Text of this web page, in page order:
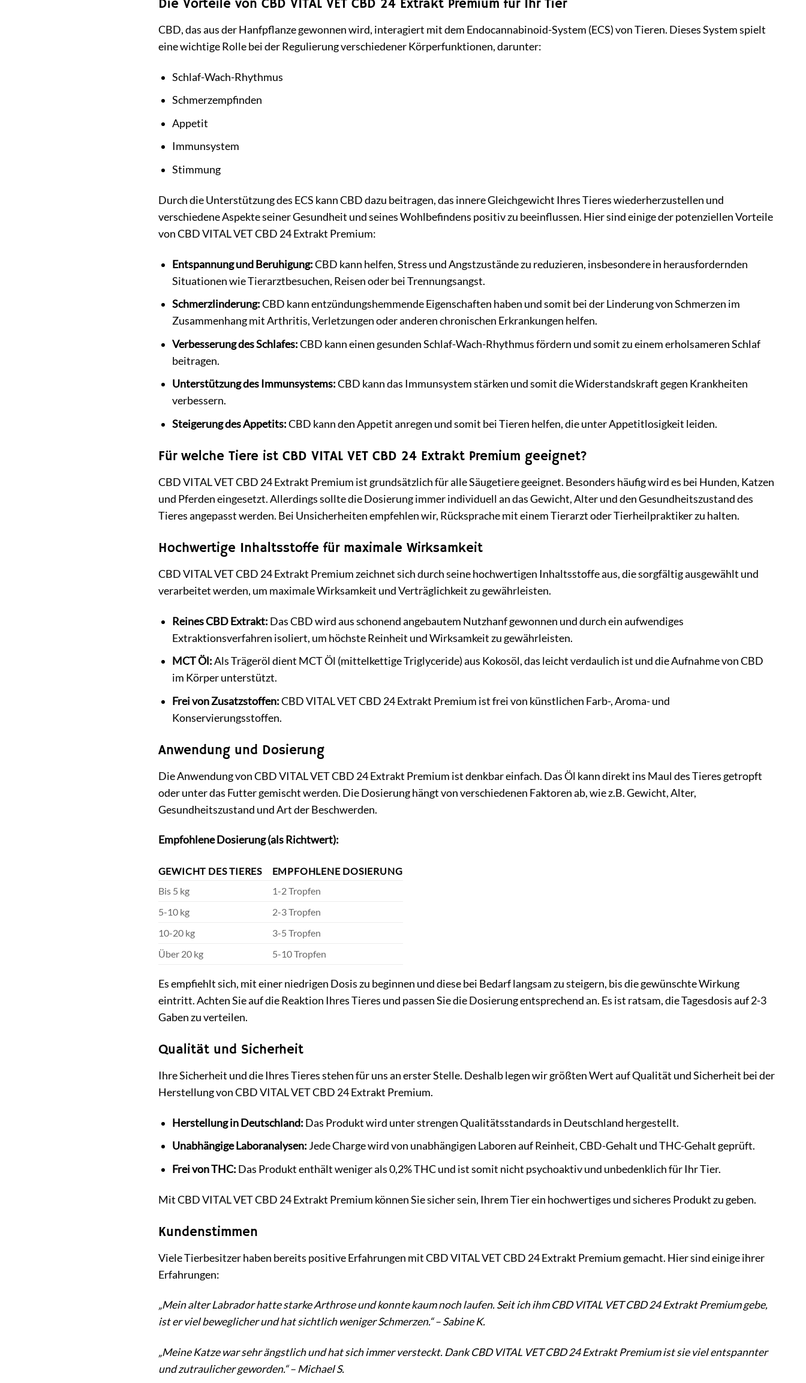
Die Vorteile von CBD VITAL VET CBD 24 Extrakt Premium für Ihr Tier
CBD, das aus der Hanfpflanze gewonnen wird, interagiert mit dem Endocannabinoid-System (ECS) von Tieren. Dieses System spielt
eine wichtige Rolle bei der Regulierung verschiedener Körperfunktionen, darunter:
Schlaf-Wach-Rhythmus
Schmerzempfinden
Appetit
Immunsystem
Stimmung
Durch die Unterstützung des ECS kann CBD dazu beitragen, das innere Gleichgewicht Ihres Tieres wiederherzustellen und
verschiedene Aspekte seiner Gesundheit und seines Wohlbefindens positiv zu beeinflussen. Hier sind einige der potenziellen Vorteile
von CBD VITAL VET CBD 24 Extrakt Premium:
Entspannung und Beruhigung:CBD kann helfen, Stress und Angstzustände zu reduzieren, insbesondere in herausfordernden
Situationen wie Tierarztbesuchen, Reisen oder bei Trennungsangst.
Schmerzlinderung:CBD kann entzündungshemmende Eigenschaften haben und somit bei der Linderung von Schmerzen im
Zusammenhang mit Arthritis, Verletzungen oder anderen chronischen Erkrankungen helfen.
Verbesserung des Schlafes:CBD kann einen gesunden Schlaf-Wach-Rhythmus fördern und somit zu einem erholsameren Schlaf
beitragen.
Unterstützung des Immunsystems:CBD kann das Immunsystem stärken und somit die Widerstandskraft gegen Krankheiten
verbessern.
Steigerung des Appetits:CBD kann den Appetit anregen und somit bei Tieren helfen, die unter Appetitlosigkeit leiden.
Für welche Tiere ist CBD VITAL VET CBD 24 Extrakt Premium geeignet?
CBD VITAL VET CBD 24 Extrakt Premium ist grundsätzlich für alle Säugetiere geeignet. Besonders häufig wird es bei Hunden, Katzen
und Pferden eingesetzt. Allerdings sollte die Dosierung immer individuell an das Gewicht, Alter und den Gesundheitszustand des
Tieres angepasst werden. Bei Unsicherheiten empfehlen wir, Rücksprache mit einem Tierarzt oder Tierheilpraktiker zu halten.
Hochwertige Inhaltsstoffe für maximale Wirksamkeit
CBD VITAL VET CBD 24 Extrakt Premium zeichnet sich durch seine hochwertigen Inhaltsstoffe aus, die sorgfältig ausgewählt und
verarbeitet werden, um maximale Wirksamkeit und Verträglichkeit zu gewährleisten.
Reines CBD Extrakt: Das CBD wird aus schonend angebautem Nutzhanf gewonnen und durch ein aufwendiges
Extraktionsverfahren isoliert, um höchste Reinheit und Wirksamkeit zu gewährleisten.
MCT Öl:Als Trägeröl dient MCT Öl (mittelkettige Triglyceride) aus Kokosöl, das leicht verdaulich ist und die Aufnahme von CBD
im Körper unterstützt.
Frei von Zusatzstoffen:CBD VITAL VET CBD 24 Extrakt Premium ist frei von künstlichen Farb-, Aroma- und
Konservierungsstoffen.
Anwendung und Dosierung
Die Anwendung von CBD VITAL VET CBD 24 Extrakt Premium ist denkbar einfach. Das Öl kann direkt ins Maul des Tieres getropft
oder unter das Futter gemischt werden. Die Dosierung hängt von verschiedenen Faktoren ab, wie z.B. Gewicht, Alter,
Gesundheitszustand und Art der Beschwerden.
Empfohlene Dosierung (als Richtwert):
GEWICHT DES TIERES
EMPFOHLENE DOSIERUNG
Bis 5 kg
1-2 Tropfen
5-10 kg
2-3 Tropfen
10-20 kg
3-5 Tropfen
Über 20 kg
5-10 Tropfen
Es empfiehlt sich, mit einer niedrigen Dosis zu beginnen und diese bei Bedarf langsam zu steigern, bis die gewünschte Wirkung
eintritt. Achten Sie auf die Reaktion Ihres Tieres und passen Sie die Dosierung entsprechend an. Es ist ratsam, die Tagesdosis auf 2-3
Gaben zu verteilen.
Qualität und Sicherheit
Ihre Sicherheit und die Ihres Tieres stehen für uns an erster Stelle. Deshalb legen wir größten Wert auf Qualität und Sicherheit bei der
Herstellung von CBD VITAL VET CBD 24 Extrakt Premium.
Herstellung in Deutschland: Das Produkt wird unter strengen Qualitätsstandards in Deutschland hergestellt.
Unabhängige Laboranalysen:Jede Charge wird von unabhängigen Laboren auf Reinheit, CBD-Gehalt und THC-Gehalt geprüft.
Frei von THC: Das Produkt enthält weniger als 0,2% THC und ist somit nicht psychoaktiv und unbedenklich für Ihr Tier.
Mit CBD VITAL VET CBD 24 Extrakt Premium können Sie sicher sein, Ihrem Tier ein hochwertiges und sicheres Produkt zu geben.
Kundenstimmen
Viele Tierbesitzer haben bereits positive Erfahrungen mit CBD VITAL VET CBD 24 Extrakt Premium gemacht. Hier sind einige ihrer
Erfahrungen:
„Mein alter Labrador hatte starke Arthrose und konnte kaum noch laufen. Seit ich ihm CBD VITAL VET CBD 24 Extrakt Premium gebe,
ist er viel beweglicher und hat sichtlich weniger Schmerzen.“ – Sabine K.
„Meine Katze war sehr ängstlich und hat sich immer versteckt. Dank CBD VITAL VET CBD 24 Extrakt Premium ist sie viel entspannter
und zutraulicher geworden.“ – Michael S.